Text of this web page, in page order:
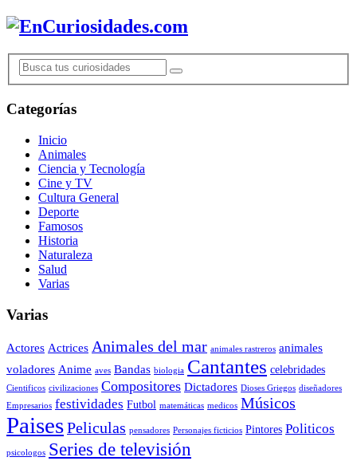
Categorías
Inicio
Animales
Ciencia y Tecnología
Cine y TV
Cultura General
Deporte
Famosos
Historia
Naturaleza
Salud
Varias
Varias
Actores Actrices Animales del mar animales rastreros animales
voladores Anime aves Bandas biologia Cantantes celebridades
Cientificos civilizaciones Compositores Dictadores Dioses Griegos diseñadores
Empresarios festividades Futbol matemáticas medicos Músicos
PaisesPeliculas pensadores Personajes ficticios Pintores Politicos
psicologos Series de televisión